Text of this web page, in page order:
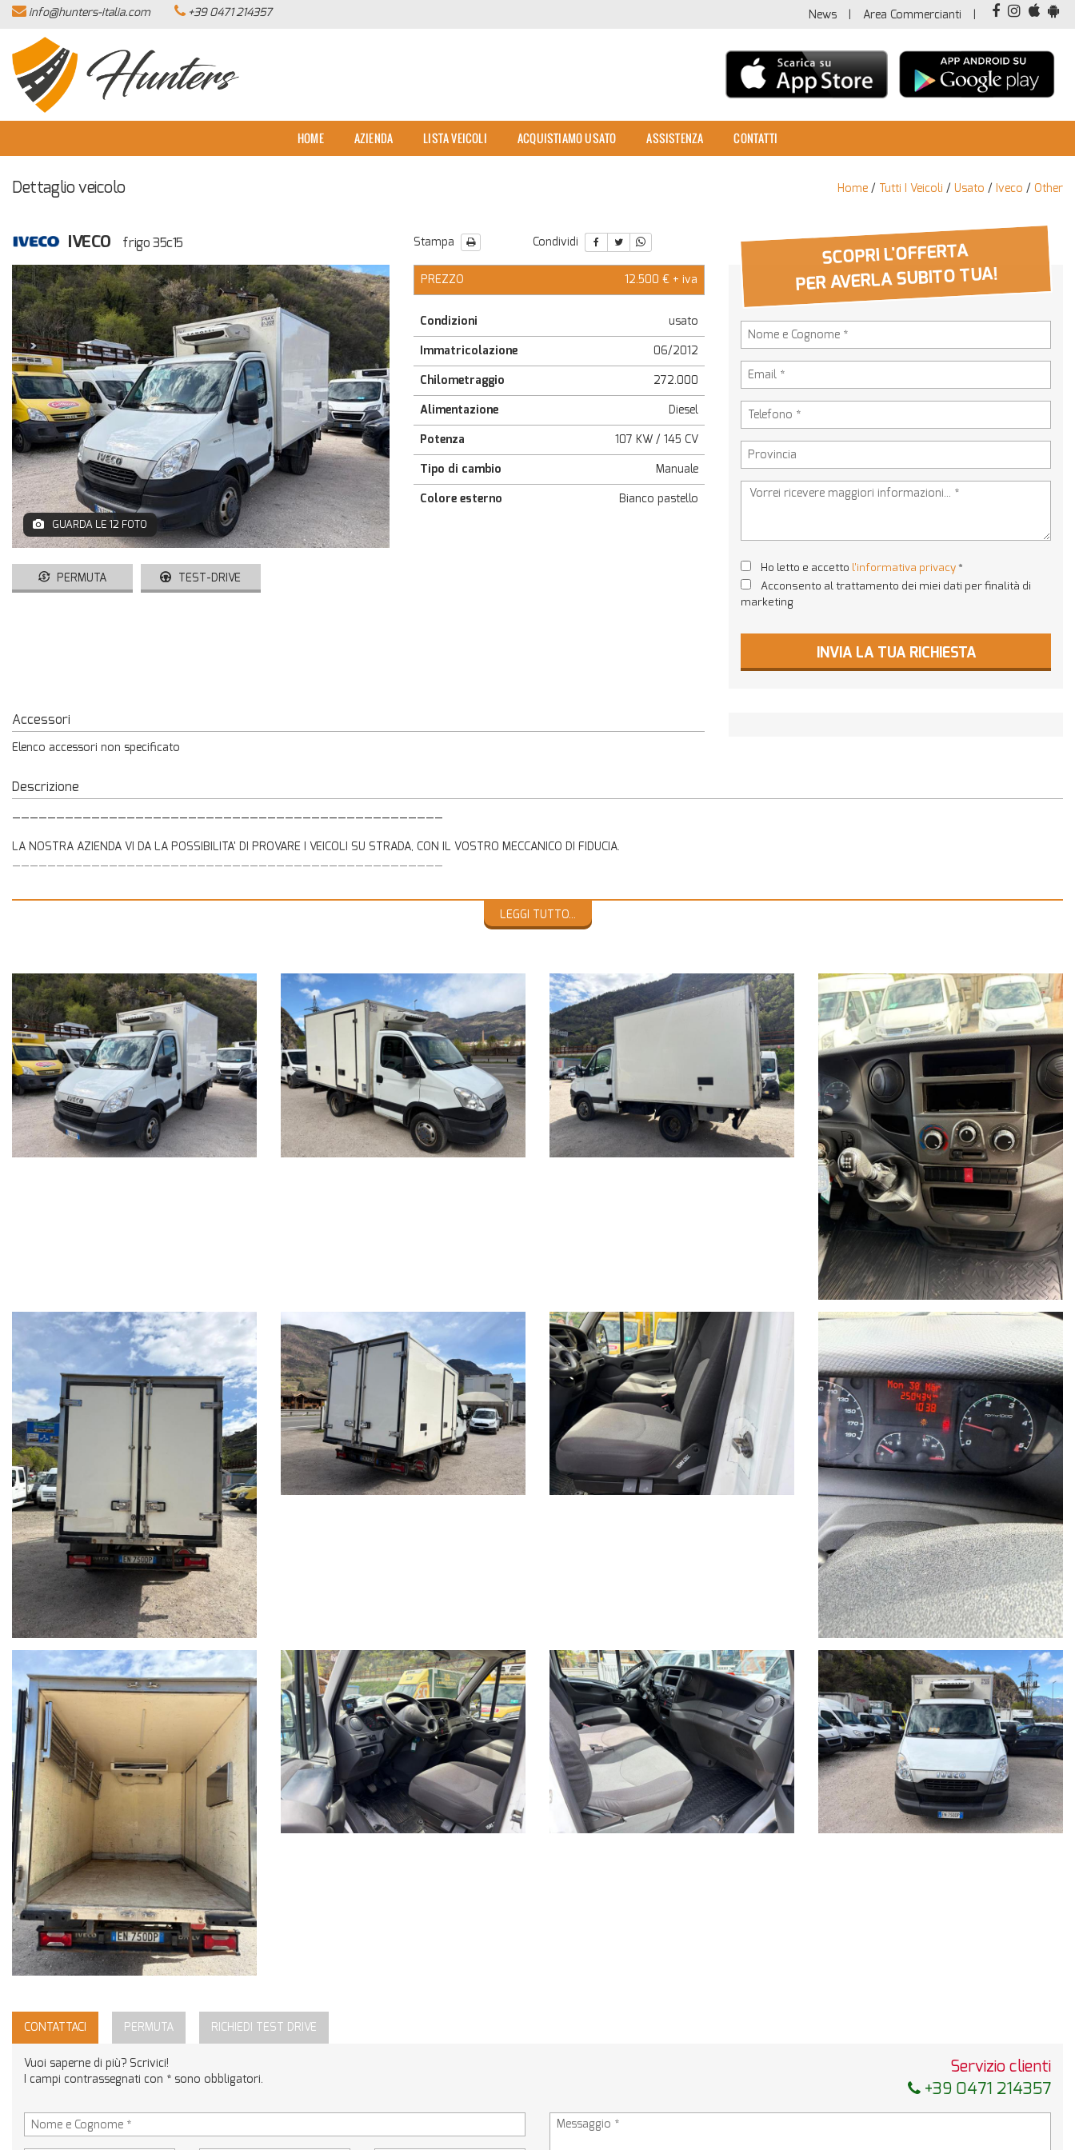
HOME
AZIENDA
LISTA VEICOLI
NEWS
AREA COMMERCIANTI
info@hunters-italia.com +39 0471 214357 News Area Commercianti
HOME AZIENDA LISTA VEICOLI ACQUISTIAMO USATO ASSISTENZA CONTATTI
Dettaglio veicolo Home / Tutti I Veicoli / Usato / Iveco / Other
IVECO frigo 35c15 Stampa Condividi
GUARDA LE 12 FOTO
PERMUTA TEST-DRIVE
PREZZO 12.500 € + iva
Condizioni
usato
Immatricolazione
06/2012
Chilometraggio
272.000
Alimentazione
Diesel
Potenza
107 KW / 145 CV
Tipo di cambio
Manuale
Colore esterno
Bianco pastello
SCOPRI L'OFFERTA
PER AVERLA SUBITO TUA!
Ho letto e accetto l'informativa privacy*
Acconsento al trattamento dei miei dati per finalità di
marketing
INVIA LA TUA RICHIESTA
Accessori
Elenco accessori non specificato
Descrizione
_________________________________________________
LA NOSTRA AZIENDA VI DA LA POSSIBILITA' DI PROVARE I VEICOLI SU STRADA, CON IL VOSTRO MECCANICO DI FIDUCIA.
_________________________________________________
DISPONIBILITA' DEL VEICOLO IN OGGETTO E DELL' ESATTEZZA DEI DATI INDICATI NELL'ANNUNCIO STESSO.
- CRISTIAN 3332776474
- MASSIMO 3452927141
LEGGI TUTTO...
CONTATTACI PERMUTA RICHIEDI TEST DRIVE
Vuoi saperne di più? Scrivici!
I campi contrassegnati con * sono obbligatori.
Servizio clienti
+39 0471 214357